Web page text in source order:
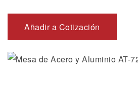
Añadir a Cotización